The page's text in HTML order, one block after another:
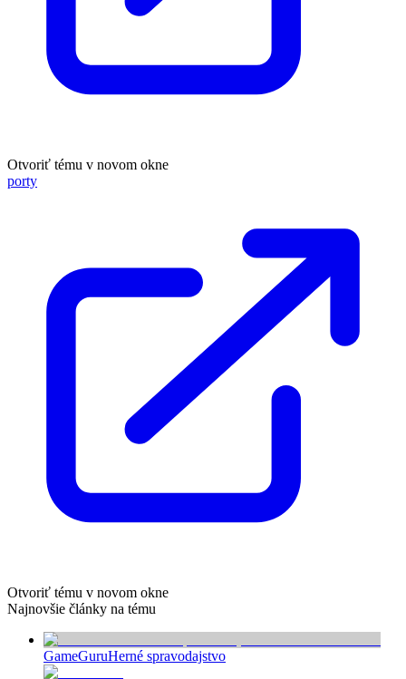
Otvoriť tému v novom okne
porty
Otvoriť tému v novom okne
Najnovšie články na tému
GameGuruHerné spravodajstvo